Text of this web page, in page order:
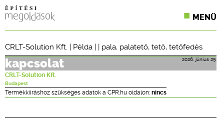
MENÜ
CRLT-Solution Kft. | Példa | | pala, palatető, tető, tetőfedés
2026. június 25.
kapcsolat
CRLT-Solution Kft.
Budapest
Termékkiíráshoz szükséges adatok a CPR.hu oldalon: nincs